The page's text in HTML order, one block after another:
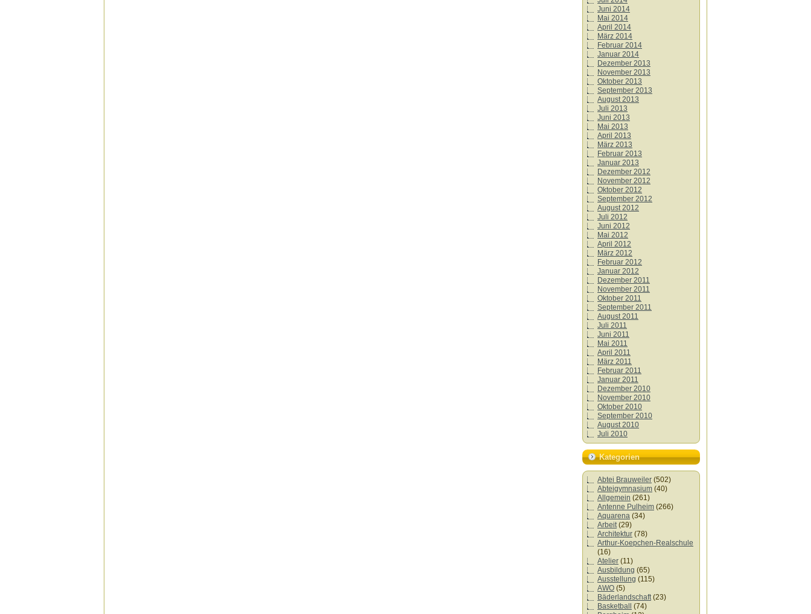
Juni 2014
Mai 2014
April 2014
März 2014
Februar 2014
Januar 2014
Dezember 2013
November 2013
Oktober 2013
September 2013
August 2013
Juli 2013
Juni 2013
Mai 2013
April 2013
März 2013
Februar 2013
Januar 2013
Dezember 2012
November 2012
Oktober 2012
September 2012
August 2012
Juli 2012
Juni 2012
Mai 2012
April 2012
März 2012
Februar 2012
Januar 2012
Dezember 2011
November 2011
Oktober 2011
September 2011
August 2011
Juli 2011
Juni 2011
Mai 2011
April 2011
März 2011
Februar 2011
Januar 2011
Dezember 2010
November 2010
Oktober 2010
September 2010
August 2010
Juli 2010
Kategorien
Abtei Brauweiler (502)
Abteigymnasium (40)
Allgemein (261)
Antenne Pulheim (266)
Aquarena (34)
Arbeit(29)
Architektur (78)
Arthur-Koepchen-Realschule
(16)
Atelier (11)
Ausbildung (65)
Ausstellung (115)
AWO (5)
Bäderlandschaft(23)
Basketball
(74)